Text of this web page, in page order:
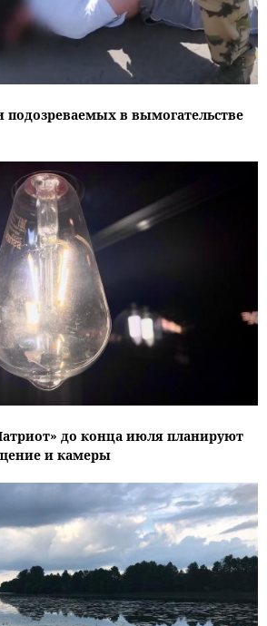
подозреваемых в вымогательстве
до конца июля планируют
и камеры